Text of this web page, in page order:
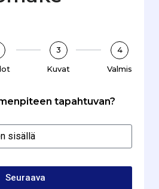
3
Kuvat
4
Valmis
tapahtuvan?
Seuraava